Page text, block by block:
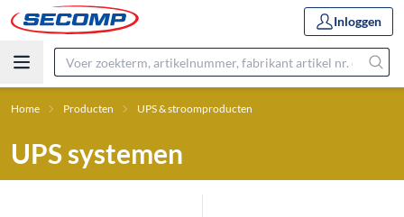
Inloggen
Home Producten UPS & stroomproducten
UPS systemen